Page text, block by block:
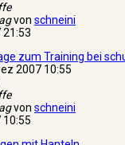
von schneini
21:53
zum Training bei
2007 10:55
von schneini
10:55